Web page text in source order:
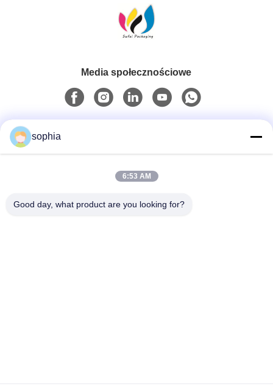
Media społecznościowe
0086-13128969971
sophia
6:53 AM
Good day, what product are you looking for?